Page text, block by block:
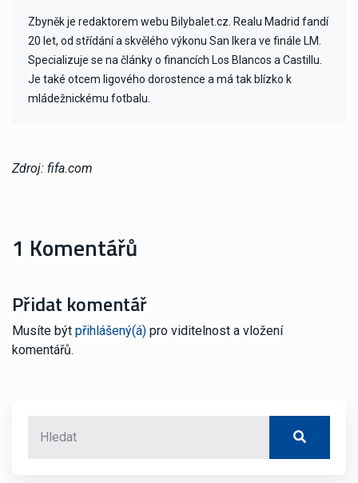
Zbyněk je redaktorem webu Bilybalet.cz. Realu Madrid fandí
20 let, od střídání a skvělého výkonu San Ikera ve finále LM.
Specializuje se na články o financích Los Blancos a Castillu.
Je také otcem ligového dorostence a má tak blízko k
mládežnickému fotbalu.
Zdroj: fifa.com
1 Komentářů
Přidat komentář
Musíte být přihlášený(á) pro viditelnost a vložení
komentářů.